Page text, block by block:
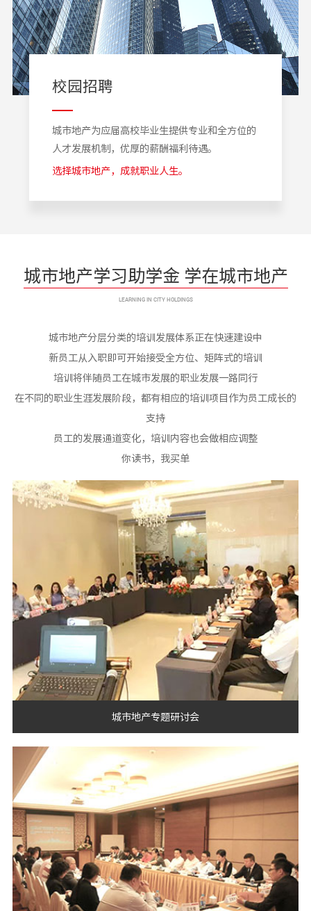
校园招聘
城市地产为应届高校毕业生提供专业和全方位的
人才发展机制，优厚的薪酬福利待遇。
选择城市地产，成就职业人生。
城市地产学习助学金 学在城市地产
LEARNING IN CITY HOLDINGS
城市地产分层分类的培训发展体系正在快速建设中
新员工从入职即可开始接受全方位、矩阵式的培训
培训将伴随员工在城市发展的职业发展一路同行
在不同的职业生涯发展阶段，都有相应的培训项目作为员工成长的
支持
员工的发展通道变化，培训内容也会做相应调整
你读书，我买单
城市地产专题研讨会